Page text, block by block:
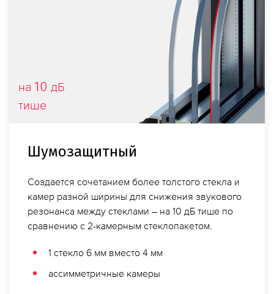
на 10 дБ
тише
Шумо­защитный
Создается сочетанием более толстого стекла и
камер разной ширины для снижения звукового
резонанса между стеклами – на 10 дБ тише по
сравнению с 2-камерным стеклопакетом.
1 стекло 6 мм вместо 4 мм
ассимметричные камеры